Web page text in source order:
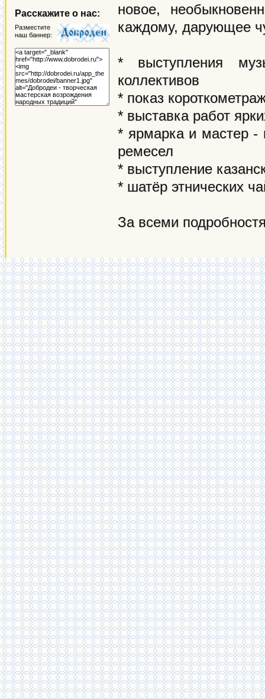
новое,
каждому, дарующее
* выступления
коллективов
* показ
* выставка работ
* ярмарка и мастер -
ремесел
* выступление
* шатёр этнических
За всеми
Расскажите о нас:
Разместите
наш баннер: